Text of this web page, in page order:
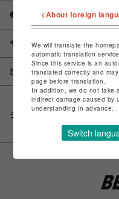
概要
サイズ
注意事項
シェアする
<About foreign
We will translate the
automatic translation
Since this service is an
translated correctly and
page before translation.
In addition, we do not take
indirect damage caused by
understanding in advance.
Switch